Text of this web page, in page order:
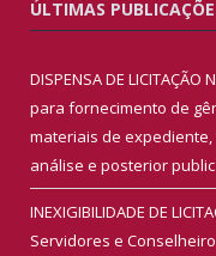
ÚLTIMAS
DISPENSA DE
para fornecimento de
materiais de
análise e posterior
INEXIGIBILIDADE DE
Servidores e